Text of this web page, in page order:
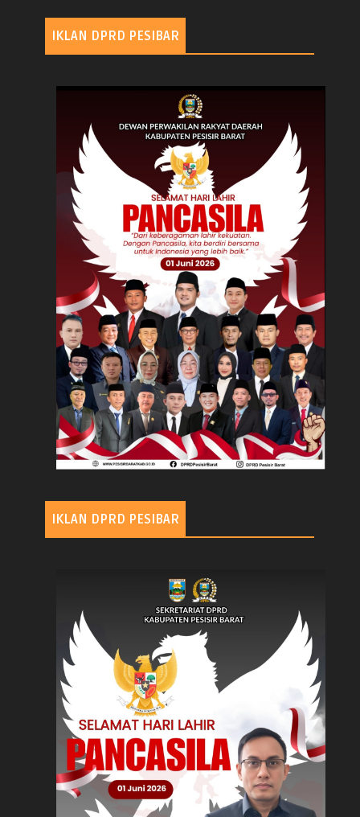
IKLAN DPRD PESIBAR
IKLAN DPRD PESIBAR